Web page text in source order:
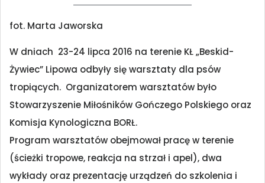
fot. Marta Jaworska
W dniach 23-24 lipca 2016 na terenie KŁ „Beskid-
Żywiec” Lipowa odbyły się warsztaty dla psów
tropiących. Organizatorem warsztatów było
Stowarzyszenie Miłośników Gończego Polskiego oraz
Komisja Kynologiczna BORŁ.
Program warsztatów obejmował pracę w terenie
(ścieżki tropowe, reakcja na strzał i apel), dwa
wykłady oraz prezentację urządzeń do szkolenia i